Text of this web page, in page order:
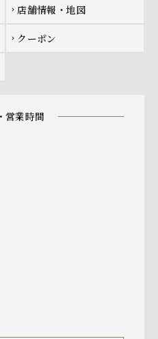
chevron_right 店舗情報・地図
chevron_right クーポン
営業時間